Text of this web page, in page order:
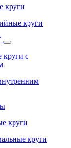
круги
круги
круги с
круги
круги